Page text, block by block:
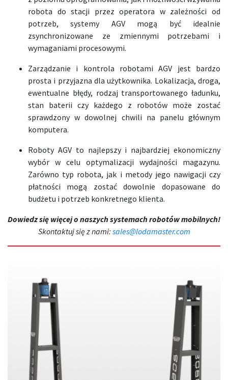
robota do stacji przez operatora w zależności od
potrzeb, systemy AGV mogą być idealnie
zsynchronizowane ze zmiennymi potrzebami i
wymaganiami procesowymi.
Zarządzanie i kontrola robotami AGV jest bardzo
prosta i przyjazna dla użytkownika. Lokalizacja, droga,
ewentualne błędy, rodzaj transportowanego ładunku,
stan baterii czy każdego z robotów może zostać
sprawdzony w dowolnej chwili na panelu głównym
komputera.
Roboty AGV to najlepszy i najbardziej ekonomiczny
wybór w celu optymalizacji wydajności magazynu.
Zarówno typ robota, jak i metody jego nawigacji czy
płatności mogą zostać dowolnie dopasowane do
budżetu i potrzeb konkretnego klienta.
Dowiedz się więcej o naszych systemach robotów mobilnych!
Skontaktuj się z nami: sales@lodamaster.com